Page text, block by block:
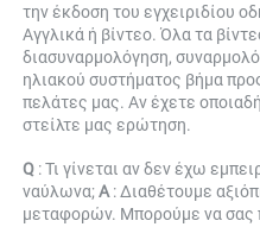
την έκδοση του εγχειριδίου
Αγγλικά ή βίντεο. Όλα τα
διασυναρμολόγηση,
ηλιακού συστήματος βήμα
πελάτες μας. Αν έχετε
στείλτε μας ερώτηση.
Q : Τι γίνεται αν δεν έχω
ναύλωνα; Α : Διαθέτουμε
μεταφορών. Μπορούμε να σας